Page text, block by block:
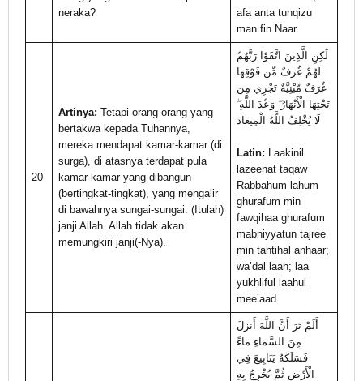
neraka?
afa anta tunqizu
man fin Naar
20
Artinya: Tetapi orang-orang yang
bertakwa kepada Tuhannya,
mereka mendapat kamar-kamar (di
surga), di atasnya terdapat pula
kamar-kamar yang dibangun
(bertingkat-tingkat), yang mengalir
di bawahnya sungai-sungai. (Itulah)
janji Allah. Allah tidak akan
memungkiri janji(-Nya).
لَٰكِنِ الَّذِينَ اتَّقَوْا رَبَّهُمْ
لَهُمْ غُرَفٌ مِّن فَوْقِهَا
غُرَفٌ مَّبْنِيَّةٌ تَجْرِي مِن
تَحْتِهَا الْأَنْهَارُ ۖ وَعْدَ اللَّهِ ۖ
لَا يُخْلِفُ اللَّهُ الْمِيعَادَ
Latin: Laakinil
lazeenat taqaw
Rabbahum lahum
ghurafum min
fawqihaa ghurafum
mabniyyatun tajree
min tahtihal anhaar;
wa’dal laah; laa
yukhliful laahul
mee’aad
أَلَمْ تَرَ أَنَّ اللَّهَ أَنزَلَ
مِنَ السَّمَاءِ مَاءً
فَسَلَكَهُ يَنَابِيعَ فِي
الْأَرْضِ ثُمَّ يُخْرِجُ بِهِ